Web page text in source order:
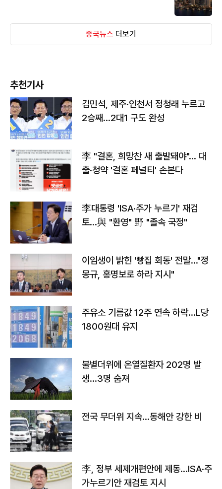
중국뉴스 더보기
추천기사
김민석, 제주·인천서 정청래 누르고
2승째…2대1 구도 완성
李 "결혼, 희망찬 새 출발돼야"… 대
출·청약 '결혼 페널티' 손본다
李대통령 'ISA·주가 누르기' 재검
토…與 "환영" 野 "졸속 국정"
이임생이 밝힌 '빵집 회동' 전말…"정
몽규, 홍명보로 하라 지시"
주유소 기름값 12주 연속 하락…L당
1800원대 유지
불볕더위에 온열질환자 202명 발
생…3명 숨져
전국 무더위 지속…동해안 강한 비
李, 정부 세제개편안에 제동…ISA·주
가누르기안 재검토 지시